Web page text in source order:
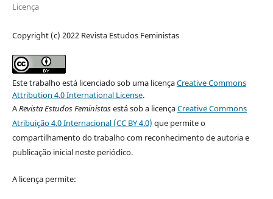
Licença
Copyright (c) 2022 Revista Estudos Feministas
Este trabalho está licenciado sob uma licençaCreative Commons
Attribution 4.0 International License.
ARevista Estudos Feministasestá sob a licençaCreative Commons
Atribuição 4.0 Internacional (CC BY 4.0) que permite o
compartilhamento do trabalho com reconhecimento de autoria e
publicação inicial neste periódico.
A licença permite: